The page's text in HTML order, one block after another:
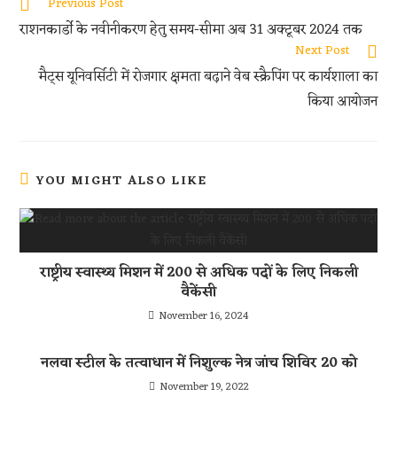
k A
p
p
t
राशनकार्डो के नवीनीकरण हेतु समय-सीमा अब 31 अक्टूबर 2024 तक
Next Post
मैट्स यूनिवर्सिटी में रोजगार क्षमता बढ़ाने वेब स्क्रैपिंग पर कार्यशाला का
किया आयोजन
YOU MIGHT ALSO LIKE
राष्ट्रीय स्वास्थ्य मिशन में 200 से अधिक पदों के लिए निकली
वैकेंसी
November 16, 2024
नलवा स्टील के तत्वाधान में निशुल्क नेत्र जांच शिविर 20 को
November 19, 2022